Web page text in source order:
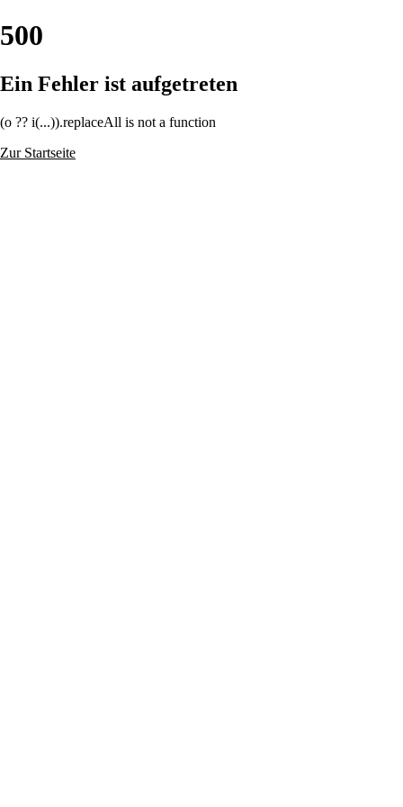
500
Ein Fehler ist aufgetreten
(o ?? i(...)).replaceAll is not a function
Zur Startseite